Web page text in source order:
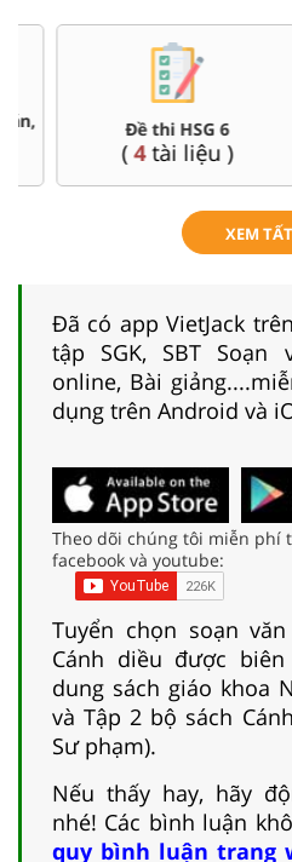
Đề thi HSG 6
tài liệu )
XEM
Đã có app VietJack
tập SGK, SBT Soạn
online, Bài
dụng trên Android và
Theo dõi chúng tôi miễn phí
facebook và youtube:
Tuyển chọn soạn
Cánh diều được
dung sách giáo khoa
và Tập 2 bộ sách
Sư phạm).
Nếu thấy hay, hãy
nhé! Các bình luận
quy bình luận trang